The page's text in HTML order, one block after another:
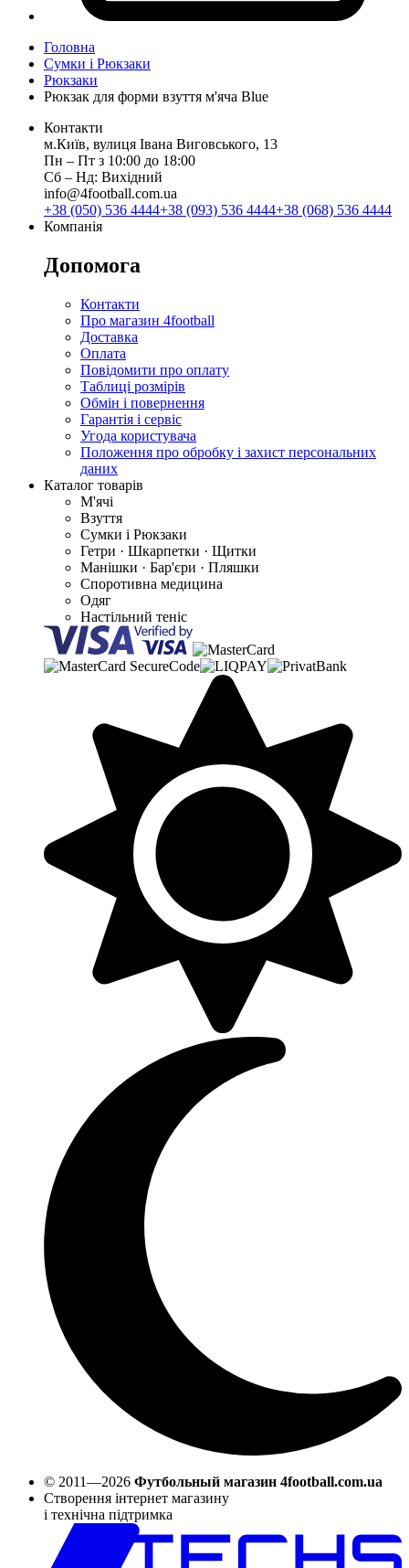
Головна
Сумки і Рюкзаки
Рюкзаки
Рюкзак для форми взуття м'яча Blue
Контакти
м.Київ, вулиця Івана Виговського, 13
Пн ‒ Пт з 10:00 до 18:00
Сб ‒ Нд: Вихідний
info@4football.com.ua
+38 (050) 536 4444+38 (093) 536 4444+38 (068) 536 4444
Компанія
Допомога
Контакти
Про магазин 4football
Доставка
Оплата
Повідомити про оплату
Таблиці розмірів
Обмін і повернення
Гарантія і сервіс
Угода користувача
Положення про обробку і захист персональних
даних
Каталог товарів
М'ячі
Взуття
Сумки і Рюкзаки
Гетри · Шкарпетки · Щитки
Манішки · Бар'єри · Пляшки
Споротивна медицина
Одяг
Настільний теніс
© 2011—2026 Футбольный магазин 4football.com.ua
Створення інтернет магазину
і технічна підтримка